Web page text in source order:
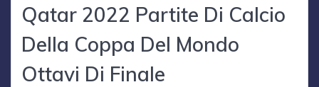
Qatar 2022 Partite Di Calcio
Della Coppa Del Mondo
Ottavi Di Finale